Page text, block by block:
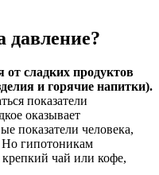
давление?
от сладких продуктов
и горячие напитки).
показатели
оказывает
показатели человека,
Но гипотоникам
чай или кофе,